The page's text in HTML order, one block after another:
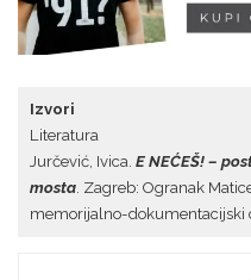
Izvori
Literatura
Jurčević, Ivica. E NEĆEŠ! –
mosta. Zagreb: Ogranak
memorijalno-dokumentacijski